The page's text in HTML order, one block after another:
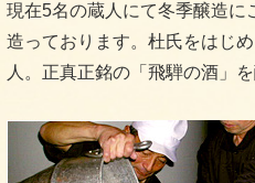
現在5名の蔵人にて冬季醸造に
造っております。杜氏をはじ
人。正真正銘の「飛騨の酒」